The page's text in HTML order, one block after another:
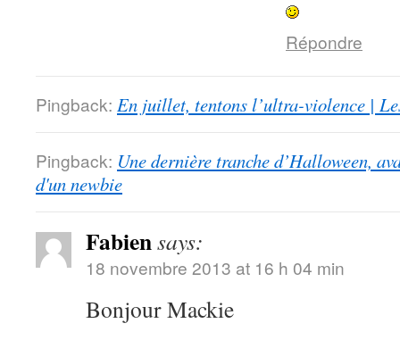
Répondre
Pingback: En juillet, tentons l’ultra-violence |
Pingback: Une dernière tranche d’Halloween,
d'un newbie
Fabiensays:
18 novembre 2013 at 16 h 04 min
Bonjour Mackie